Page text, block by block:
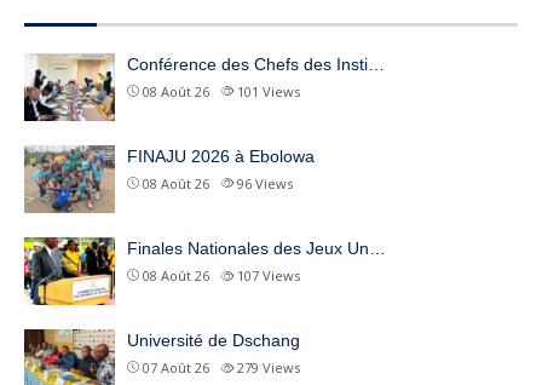
Conférence des Chefs des Insti…
08 Août 26 101 Views
FINAJU 2026 à Ebolowa
08 Août 26 96 Views
Finales Nationales des Jeux Un…
08 Août 26 107 Views
Université de Dschang
07 Août 26 279 Views